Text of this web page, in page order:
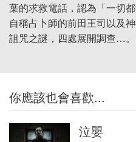
葉的求救電話，認為「一切
自稱占卜師的前田王司以及
詛咒之謎，四處展開調查…。
你應該也會喜歡...
泣嬰